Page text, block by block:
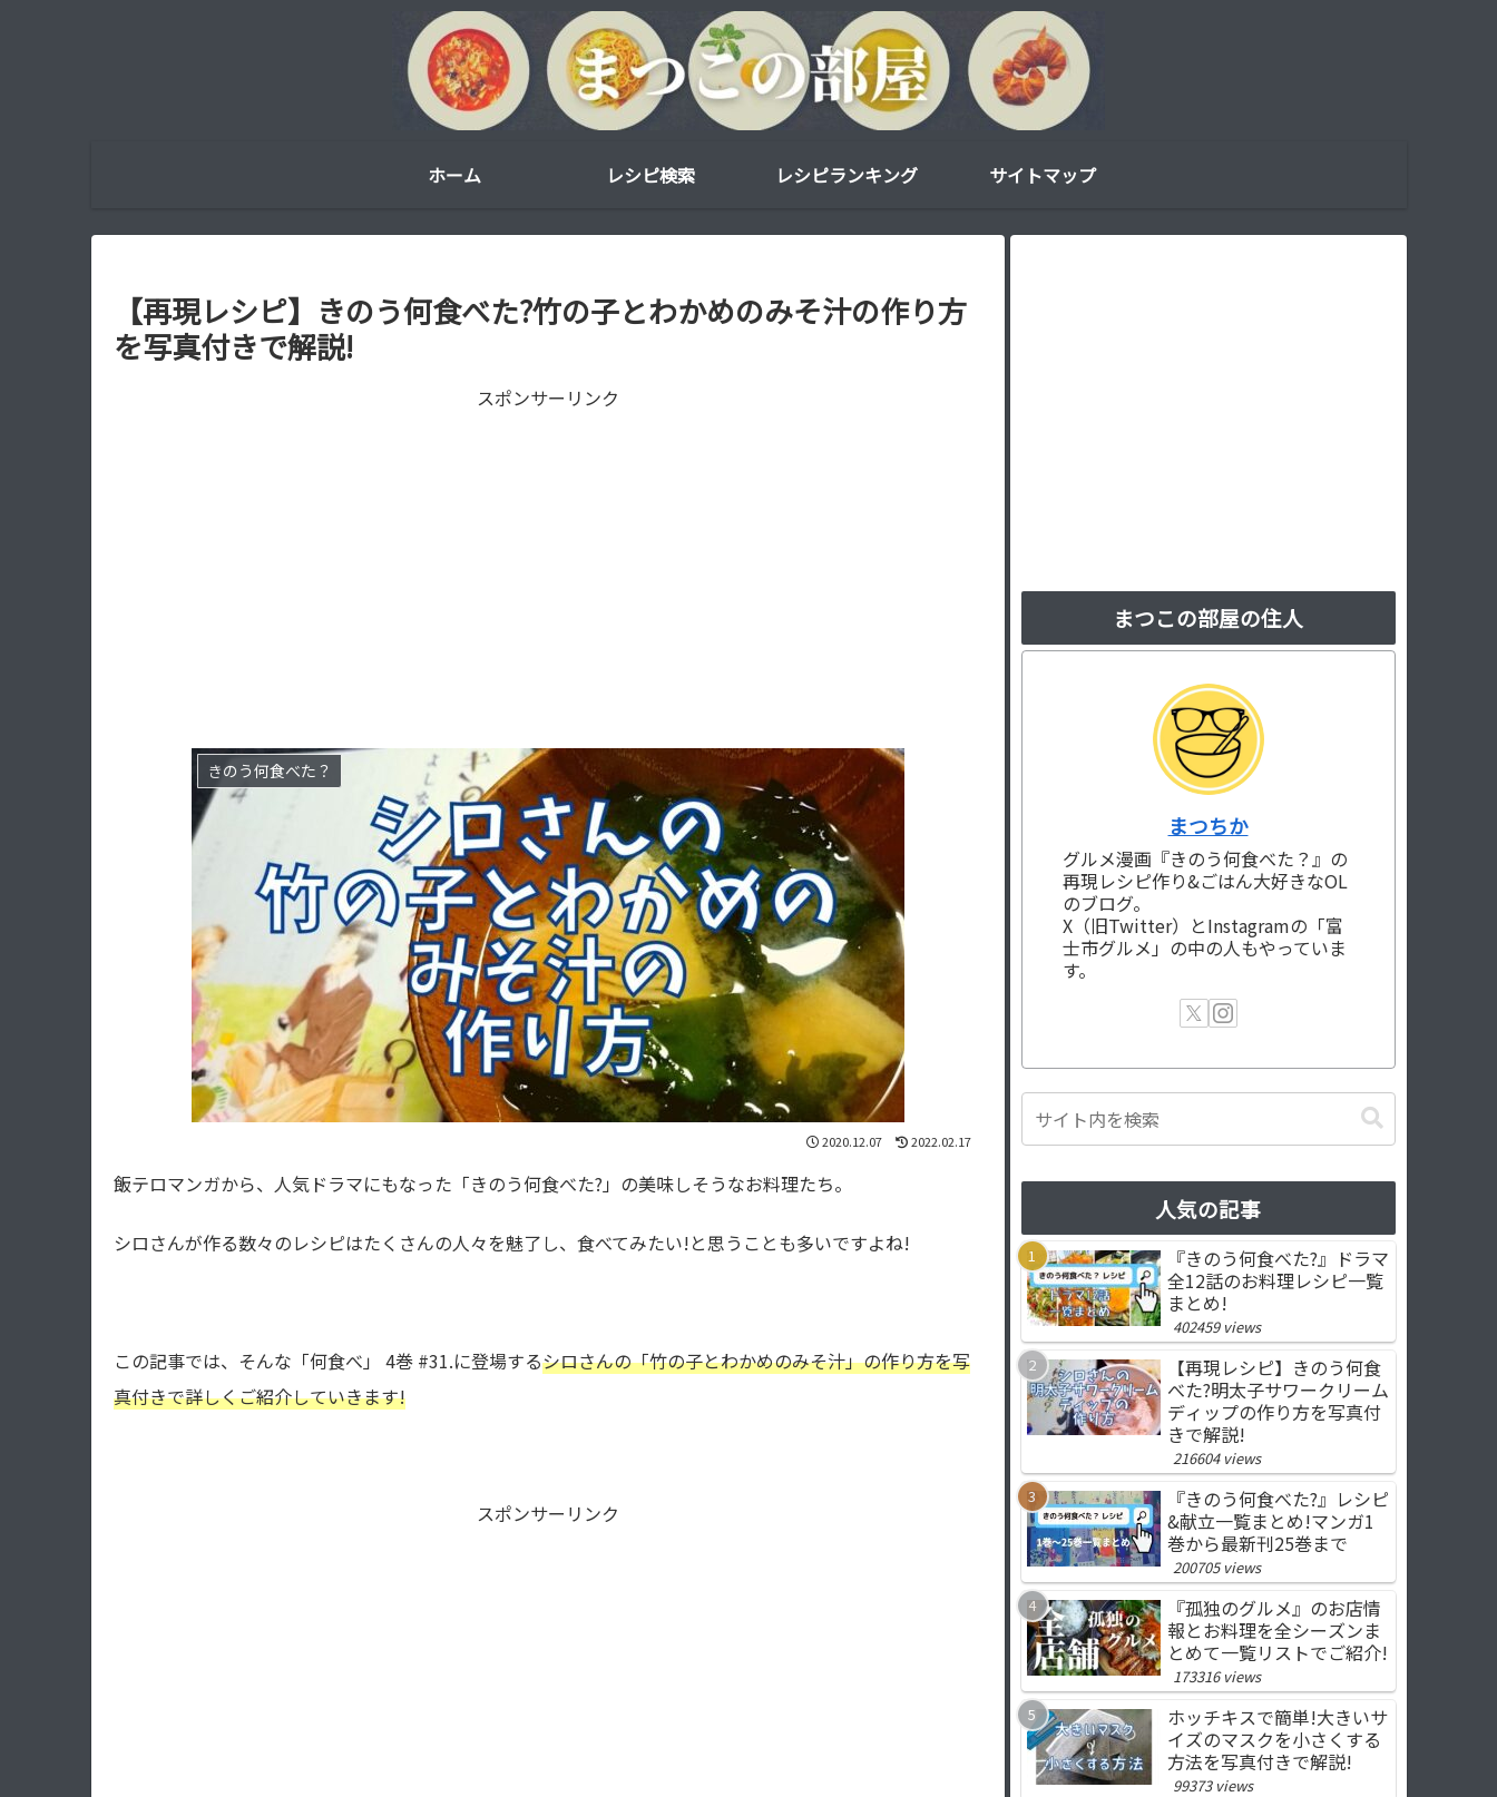
ホーム レシピ検索 レシピランキング サイトマップ
【再現レシピ】きのう何食べた?竹の子とわかめのみそ汁の作り方
を写真付きで解説!
スポンサーリンク
きのう何食べた？
2020.12.07 2022.02.17
飯テロマンガから、人気ドラマにもなった「きのう何食べた?」の美味しそうなお料理たち。
シロさんが作る数々のレシピはたくさんの人々を魅了し、食べてみたい!と思うことも多いですよね!
この記事では、そんな「何食べ」 4巻 #31.に登場するシロさんの「竹の子とわかめのみそ汁」の作り方を写
真付きで詳しくご紹介していきます!
スポンサーリンク
まつこの部屋の住人
まつちか
グルメ漫画『きのう何食べた？』の
再現レシピ作り&ごはん大好きなOL
のブログ。
X（旧Twitter）とInstagramの「富
士市グルメ」の中の人もやっていま
す。
人気の記事
『きのう何食べた?』ドラマ
全12話のお料理レシピ一覧
まとめ!
402459 views
【再現レシピ】きのう何食
べた?明太子サワークリーム
ディップの作り方を写真付
きで解説!
216604 views
『きのう何食べた?』レシピ
&献立一覧まとめ!マンガ1
巻から最新刊25巻まで
200705 views
『孤独のグルメ』のお店情
報とお料理を全シーズンま
とめて一覧リストでご紹介!
173316 views
ホッチキスで簡単!大きいサ
イズのマスクを小さくする
方法を写真付きで解説!
99373 views